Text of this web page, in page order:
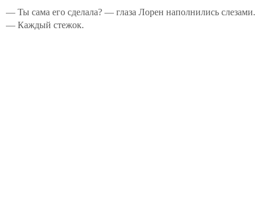
— Ты сама его сделала? — глаза Лорен наполнились слезами.
— Каждый стежок.